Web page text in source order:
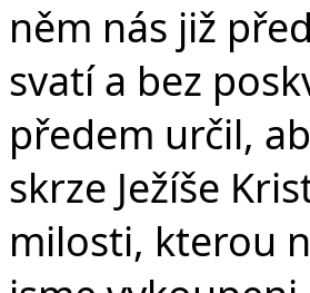
něm nás již
svatí a bez
předem určil,
skrze Ježíše
milosti, kterou